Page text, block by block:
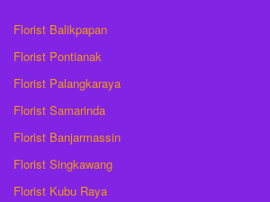
Florist Balikpapan
Florist Pontianak
Florist Palangkaraya
Florist Samarinda
Florist Banjarmassin
Florist Singkawang
Florist Kubu Raya